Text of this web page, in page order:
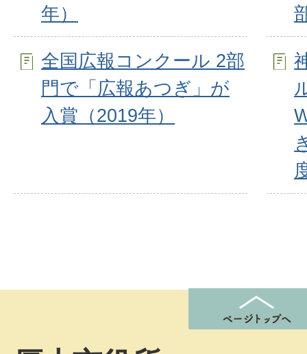
年）
全国広報コンクール 2部
門で「広報あつぎ」が
入賞（2019年）